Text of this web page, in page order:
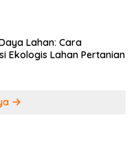
Lahan: Cara
Ekologis Lahan Pertanian